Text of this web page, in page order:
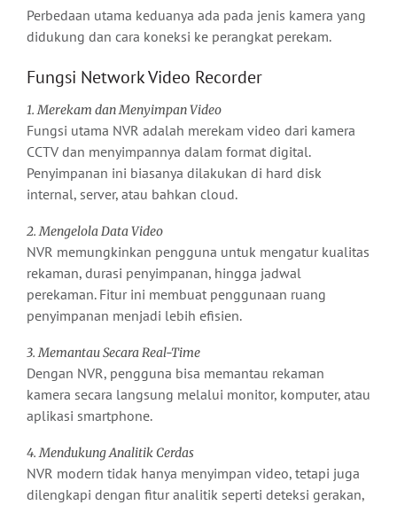
Perbedaan utama keduanya ada pada jenis kamera yang
didukung dan cara koneksi ke perangkat perekam.
Fungsi Network Video Recorder
1. Merekam dan Menyimpan Video
Fungsi utama NVR adalah merekam video dari kamera
CCTV dan menyimpannya dalam format digital.
Penyimpanan ini biasanya dilakukan di hard disk
internal, server, atau bahkan cloud.
2. Mengelola Data Video
NVR memungkinkan pengguna untuk mengatur kualitas
rekaman, durasi penyimpanan, hingga jadwal
perekaman. Fitur ini membuat penggunaan ruang
penyimpanan menjadi lebih efisien.
3. Memantau Secara Real-Time
Dengan NVR, pengguna bisa memantau rekaman
kamera secara langsung melalui monitor, komputer, atau
aplikasi smartphone.
4. Mendukung Analitik Cerdas
NVR modern tidak hanya menyimpan video, tetapi juga
dilengkapi dengan fitur analitik seperti deteksi gerakan,